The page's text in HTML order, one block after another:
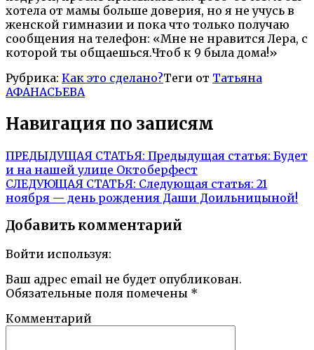
хотела от мамы больше доверия, но я не учусь в
женской гимназии и пока что только получаю
сообщения на телефон: «Мне не нравится Лера, с
которой ты общаешься.Чтоб к 9 была дома!»
Рубрика: Как это сделано?Теги от Татьяна
АФАНАСЬЕВА
Навигация по записям
ПРЕДЫДУЩАЯ СТАТЬЯ: Предыдущая статья: Будет
и на нашей улице Октоберфест
СЛЕДУЮЩАЯ СТАТЬЯ: Следующая статья: 21
ноября — день рождения Даши Доильницыной!
Добавить комментарий
Войти используя:
Ваш адрес email не будет опубликован.
Обязательные поля помечены *
Комментарий